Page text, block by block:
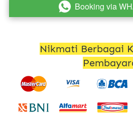
` Booking via
Nikmati Berbagai